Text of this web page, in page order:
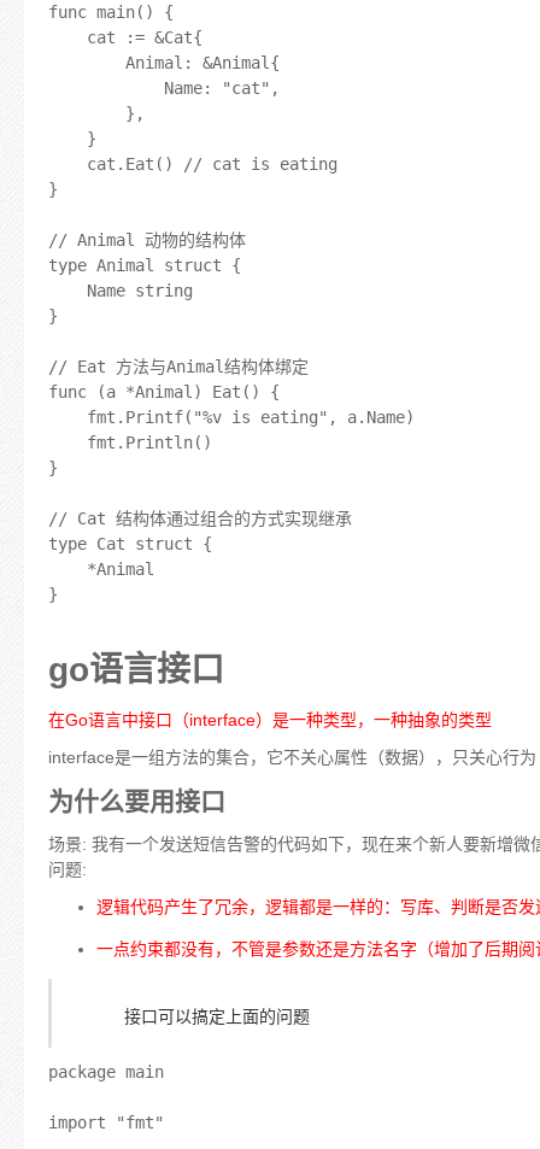
func main() {
}
// Animal 动物的结构体
type Animal struct {
}
// Eat 方法与Animal结构体绑定
func (a *Animal) Eat() {
}
// Cat 结构体通过组合的方式实现继承
type Cat struct {
}
go语言接口
在Go语言中接口（interface）是一种类型，一种抽象的类型
interface是一组方法的集合，它不关心属性（数据），只关心行
为什么要用接口
场景: 我有一个发送短信告警的代码如下，现在来个新人要新增微
问题:
逻辑代码产生了冗余，逻辑都是一样的：写库、判断是否
一点约束都没有，不管是参数还是方法名字（增加了后期
接口可以搞定上面的问题
package main
import "fmt"